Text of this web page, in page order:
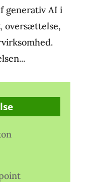
generativ AI i
oversættelse,